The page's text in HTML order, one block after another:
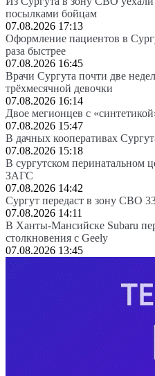
посылками бойцам
07.08.2026 17:13
Оформление пациентов в
раза быстрее
07.08.2026 16:45
Врачи Сургута почти две
трёхмесячной девочки
07.08.2026 16:14
Двое мегионцев с
07.08.2026 15:47
В дачных кооперативах
07.08.2026 15:18
В сургутском перинатальном
ЗАГС
07.08.2026 14:42
Сургут передаст в зону СВО
07.08.2026 14:11
В Ханты-Мансийске Subaru
столкновения с Geely
07.08.2026 13:45